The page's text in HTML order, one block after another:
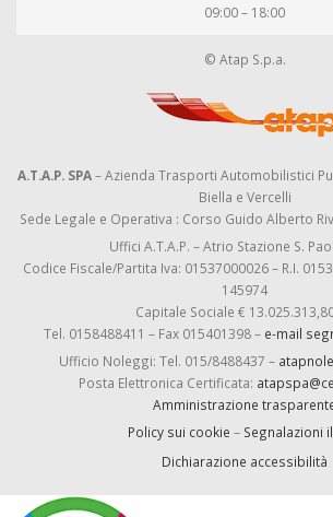
09:00 – 18:00
© Atap S.p.a.
A.T.A.P. SPA– Azienda Trasporti Automobilistici
Biella e Vercelli
Sede Legale e Operativa : Corso Guido Alberto
Uffici A.T.A.P. – Atrio Stazione S.
Codice Fiscale/Partita Iva: 01537000026 – R.I.
145974
Capitale Sociale €
Tel. 0158488411 – Fax 015401398 – e-mail
Ufficio Noleggi: Tel. 015/8488437 –
Posta Elettronica Certificata:
Amministrazione
Policy sui cookie – Segnalazioni
Dichiarazione accessibilità